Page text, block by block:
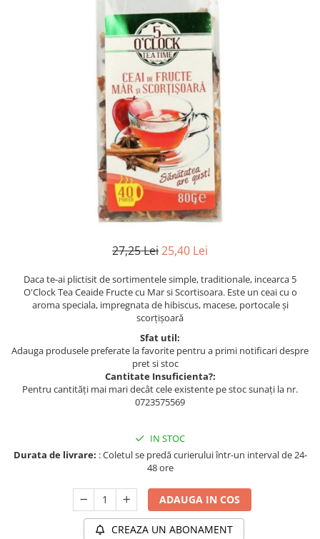
27,25 Lei25,40 Lei
Daca te-ai plictisit de sortimentele simple, traditionale, incearca 5
O'Clock Tea Ceaide Fructe cu Mar si Scortisoara. Este un ceai cu o
aroma speciala, impregnata de hibiscus, macese, portocale și
scorțișoară
Sfat util:
Adauga produsele preferate la favorite pentru a primi notificari despre
pret si stoc
Cantitate Insuficienta?:
Pentru cantități mai mari decât cele existente pe stoc sunați la nr.
0723575569
IN STOC
Durata de livrare: : Coletul se predă curierului într-un interval de 24-
48 ore
ADAUGA IN COS
CREAZA UN ABONAMENT